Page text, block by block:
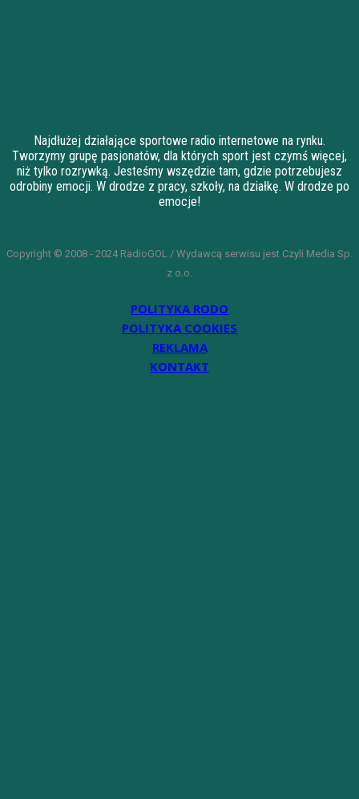
Najdłużej działające sportowe radio internetowe na rynku.
Tworzymy grupę pasjonatów, dla których sport jest czymś więcej,
niż tylko rozrywką. Jesteśmy wszędzie tam, gdzie potrzebujesz
odrobiny emocji. W drodze z pracy, szkoły, na działkę. W drodze po
emocje!
Copyright © 2008 - 2024 RadioGOL / Wydawcą serwisu jest Czyli Media Sp.
z o.o.
POLITYKA RODO
POLITYKA COOKIES
REKLAMA
KONTAKT